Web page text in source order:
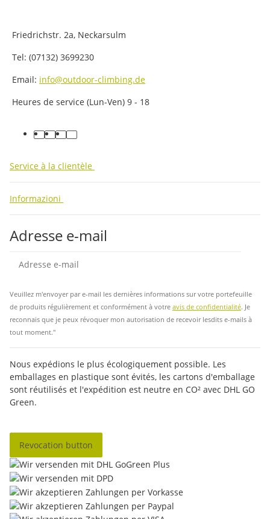
Friedrichstr. 2a, Neckarsulm
Tel: (07132) 3699230
Email: info@outdoor-climbing.de
Heures de service (Lun-Ven) 9 - 18
facebook
youtube
instagram
tiktok
Service à la clientèle
Informazioni
Adresse e-mail
Veuillez m'envoyer par e-mail les dernières informations sur votre portefeuille
de produits régulièrement et conformément à votre avis de confidentialité. Je
reconnais que je peux révoquer mon autorisation de recevoir lesdits e-mails à
tout moment."
Nous expédions le plus écologiquement possible. Les
emballages en plastique sont évités, les cartons d'emballage
sont réutilisés et l'expédition est neutre en CO² avec DHL GO
Green.
Revocation button